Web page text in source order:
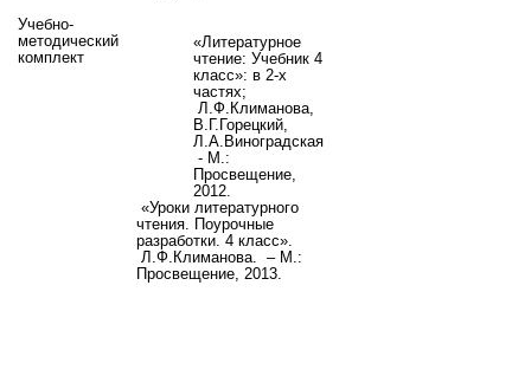
Учебно-
методический
комплект
«Литературное
чтение: Учебник 4
класс»: в 2-х
частях;
Л.Ф.Климанова,
В.Г. Горецкий,
Л.А. Виноградская
- М.:
Просвещение,
2012.
«Уроки литературного
чтения. Поурочные
разработки. 4 класс».
Л.Ф.Климанова. – М.:
Просвещение, 2013.